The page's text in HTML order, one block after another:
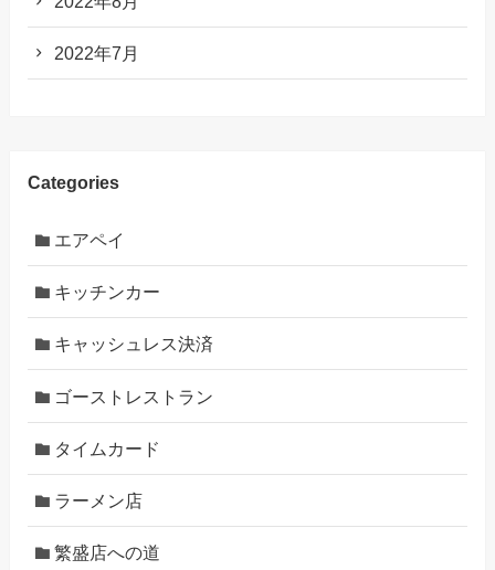
2022年7月
Categories
エアペイ
キッチンカー
キャッシュレス決済
ゴーストレストラン
タイムカード
ラーメン店
繁盛店への道